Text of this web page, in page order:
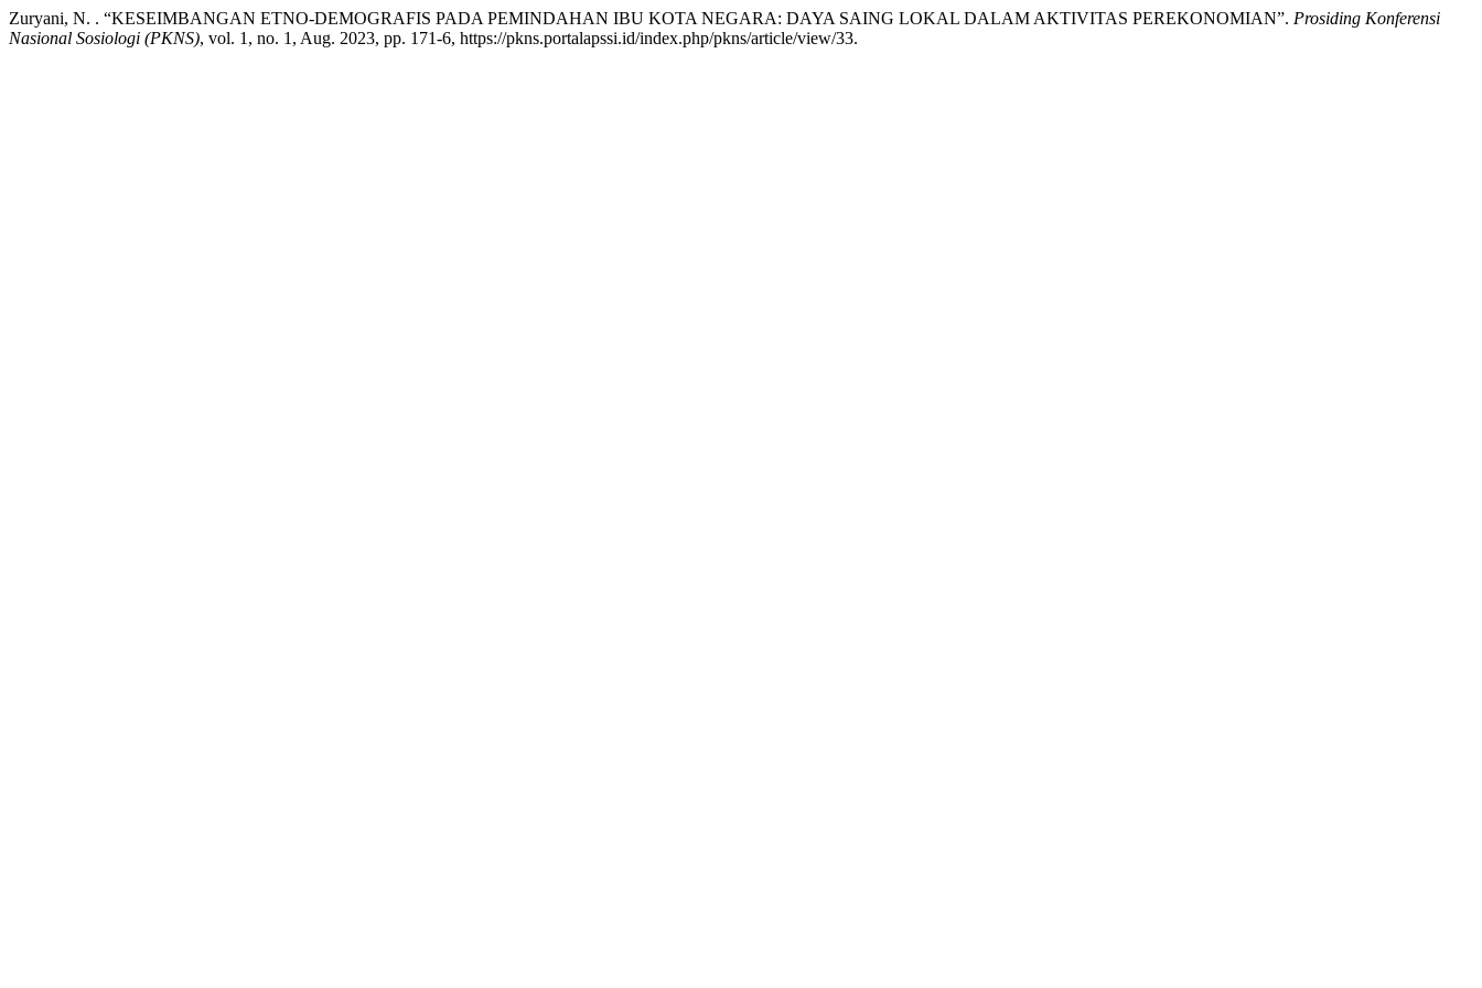
Zuryani, N. . “KESEIMBANGAN ETNO-DEMOGRAFIS PADA PEMINDAHAN IBU KOTA NEGARA: DAYA SAING LOKAL DALAM AKTIVITAS PEREKONOMIAN”. Prosiding Konferensi
Nasional Sosiologi (PKNS), vol. 1, no. 1, Aug. 2023, pp. 171-6, https://pkns.portalapssi.id/index.php/pkns/article/view/33.